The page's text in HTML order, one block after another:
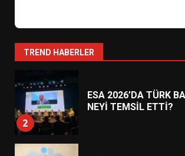
TREND HABERLER
1
HAREKETE GEÇİYOR:
2
ESA 2026’DA TÜRK
NEYİ TEMSİL ETTİ?